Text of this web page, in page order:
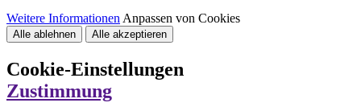
Weitere Informationen Anpassen von Cookies
Alle ablehnen Alle akzeptieren
Cookie-Einstellungen
Zustimmung